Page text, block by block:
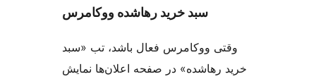
سبد خرید رهاشده ووکامرس
وقتی ووکامرس فعال باشد، تب «سبد
خرید رهاشده» در صفحه اعلان‌ها نمایش